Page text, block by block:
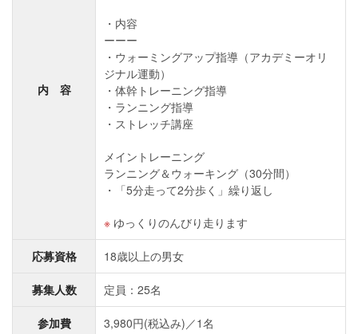
内 容
・内容
ーーー
・ウォーミングアップ指導（アカデミーオリ
ジナル運動）
・体幹トレーニング指導
・ランニング指導
・ストレッチ講座
メイントレーニング
ランニング＆ウォーキング（30分間）
・「5分走って2分歩く」繰り返し
ゆっくりのんびり走ります
応募資格 18歳以上の男女
募集人数 定員：25名
参加費 3,980円(税込み)／1名